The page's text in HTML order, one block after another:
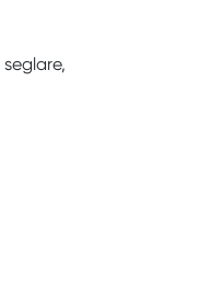
seglare,